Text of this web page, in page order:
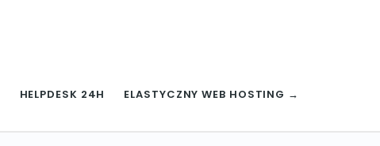
HELPDESK 24H ELASTYCZNY WEB HOSTING →